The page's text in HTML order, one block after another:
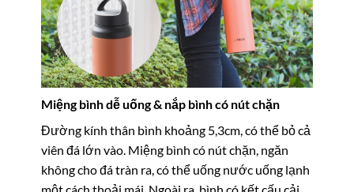
Miệng bình dễ uống & nắp bình có nút chặn
Đường kính thân bình khoảng 5,3cm, có thể bỏ cả
viên đá lớn vào. Miệng bình có nút chặn, ngăn
không cho đá tràn ra, có thể uống nước uống lạnh